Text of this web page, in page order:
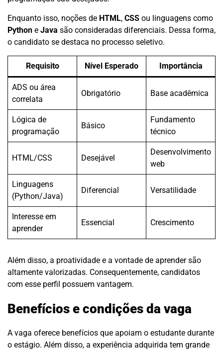
Enquanto isso, noções de HTML, CSS ou linguagens como
Python e Java são consideradas diferenciais. Dessa forma,
o candidato se destaca no processo seletivo.
Requisito Nível Esperado Importância
ADS ou área
correlata
Obrigatório Base acadêmica
Lógica de
programação
Básico
Fundamento
técnico
HTML/CSS Desejável
Desenvolvimento
web
Linguagens
(Python/Java)
Diferencial Versatilidade
Interesse em
aprender
Essencial Crescimento
Além disso, a proatividade e a vontade de aprender são
altamente valorizadas. Consequentemente, candidatos
com esse perfil possuem vantagem.
Benefícios e condições da vaga
A vaga oferece benefícios que apoiam o estudante durante
o estágio. Além disso, a experiência adquirida tem grande